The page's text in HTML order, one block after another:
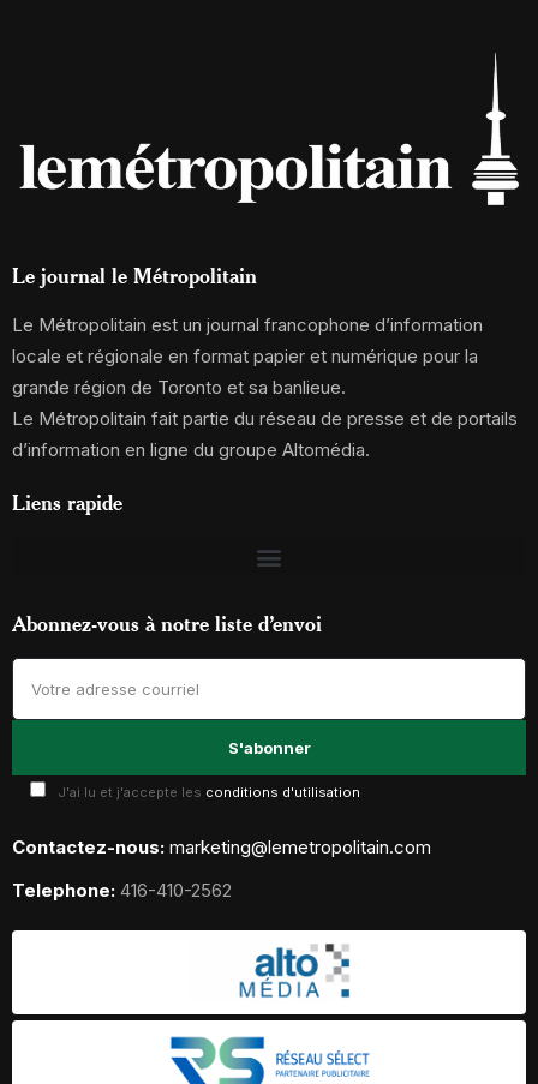
Le journal le Métropolitain
Le Métropolitain est un journal francophone d’information
locale et régionale en format papier et numérique pour la
grande région de Toronto et sa banlieue.
Le Métropolitain fait partie du réseau de presse et de portails
d’information en ligne du groupe Altomédia.
Liens rapide
Abonnez-vous à notre liste d’envoi
J'ai lu et j'accepte les conditions d'utilisation
Contactez-nous: marketing@lemetropolitain.com
Telephone: 416-410-2562